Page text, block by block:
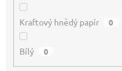
Kraftový hnědý papír 0
Bílý 0